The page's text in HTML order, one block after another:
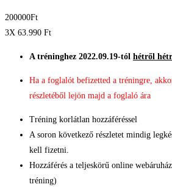
200000Ft
3X 63.990 Ft
A tréninghez 2022.09.19-tól hétről
Ha a foglalót befizetted a tréningre,
részletéből lejön majd a foglaló ára
Tréning korlátlan hozzáféréssel
A soron következő részletet mindig
kell fizetni.
Hozzáférés a teljeskörű online
tréning)​